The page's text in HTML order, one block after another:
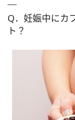
Q．妊娠中にカ
ト？